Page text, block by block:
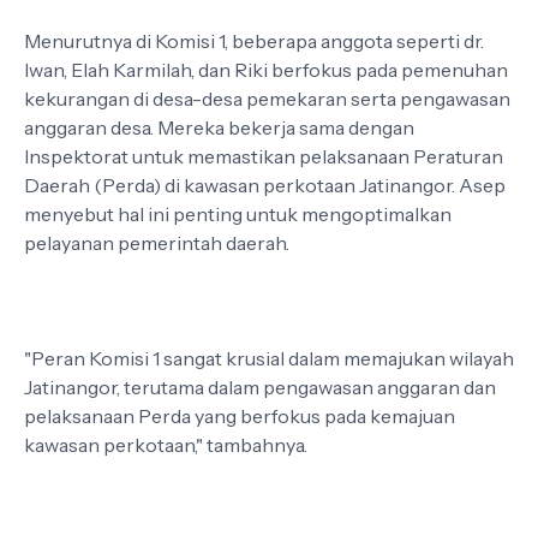
Menurutnya di Komisi 1, beberapa anggota seperti dr.
Iwan, Elah Karmilah, dan Riki berfokus pada pemenuhan
kekurangan di desa-desa pemekaran serta pengawasan
anggaran desa. Mereka bekerja sama dengan
Inspektorat untuk memastikan pelaksanaan Peraturan
Daerah (Perda) di kawasan perkotaan Jatinangor. Asep
menyebut hal ini penting untuk mengoptimalkan
pelayanan pemerintah daerah.
"Peran Komisi 1 sangat krusial dalam memajukan wilayah
Jatinangor, terutama dalam pengawasan anggaran dan
pelaksanaan Perda yang berfokus pada kemajuan
kawasan perkotaan," tambahnya.